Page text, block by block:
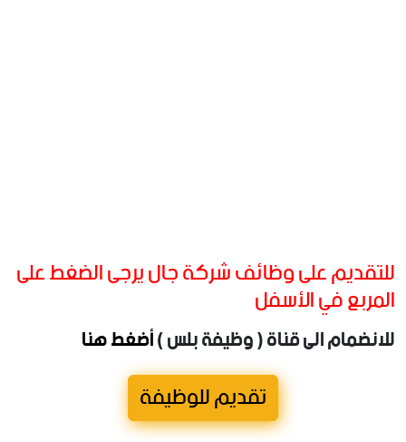
للتقديم على وظائف شركة جال يرجى الضغط على
المربع في الأسفل
للانضمام الى قناة ( وظيفة بلس )أضغط هنا
تقديم للوظيفة